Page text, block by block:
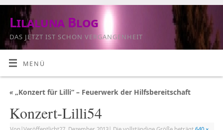
Lilaluna Blog
DAS JETZT IST SCHON VERGANGENHEIT
MENÜ
«„Konzert für Lilli“ – Feuerwerk der Hilfsbereitschaft
Konzert-Lilli54